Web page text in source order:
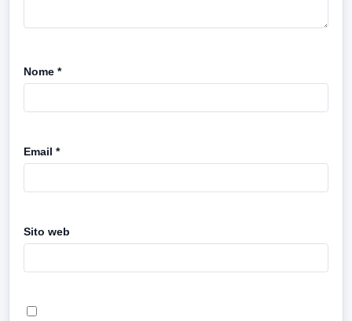
Nome *
Email *
Sito web